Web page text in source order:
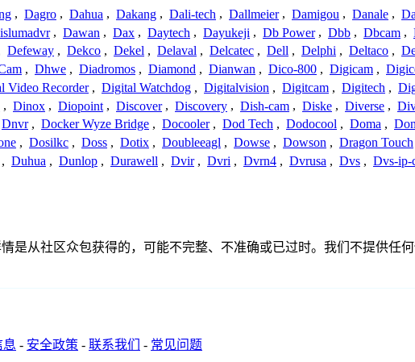
, Dagro , Dahua , Dakang , Dali-tech , Dallmeier , Damigou , Danale ,
, Dawan , Dax , Daytech , Dayukeji , Db Power , Dbb , Dbcam ,
Defeway , Dekco , Dekel , Delaval , Delcatec , Dell , Delphi , Deltaco ,
, Dhwe , Diadromos , Diamond , Dianwan , Dico-800 , Digicam ,
Video Recorder , Digital Watchdog , Digitalvision , Digitcam , Digitech ,
, Dinox , Diopoint , Discover , Discovery , Dish-cam , Diske , Diverse ,
Dnvr , Docker Wyze Bridge , Docooler , Dod Tech , Dodocool , Doma ,
, Dosilkc , Doss , Dotix , Doubleeagl , Dowse , Dowson , Dragon Touch
, Duhua , Dunlop , Durawell , Dvir , Dvri , Dvrn4 , Dvrusa , Dvs , Dvs-ip-
是从社区众包获得的，可能不完整、不准确或已过时。我们不提供任
息 - 安全政策 - 联系我们 - 常见问题